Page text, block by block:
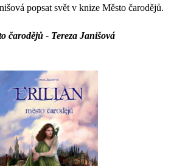
popsat svět v knize Město čarodějů.
čarodějů - Tereza Janišová